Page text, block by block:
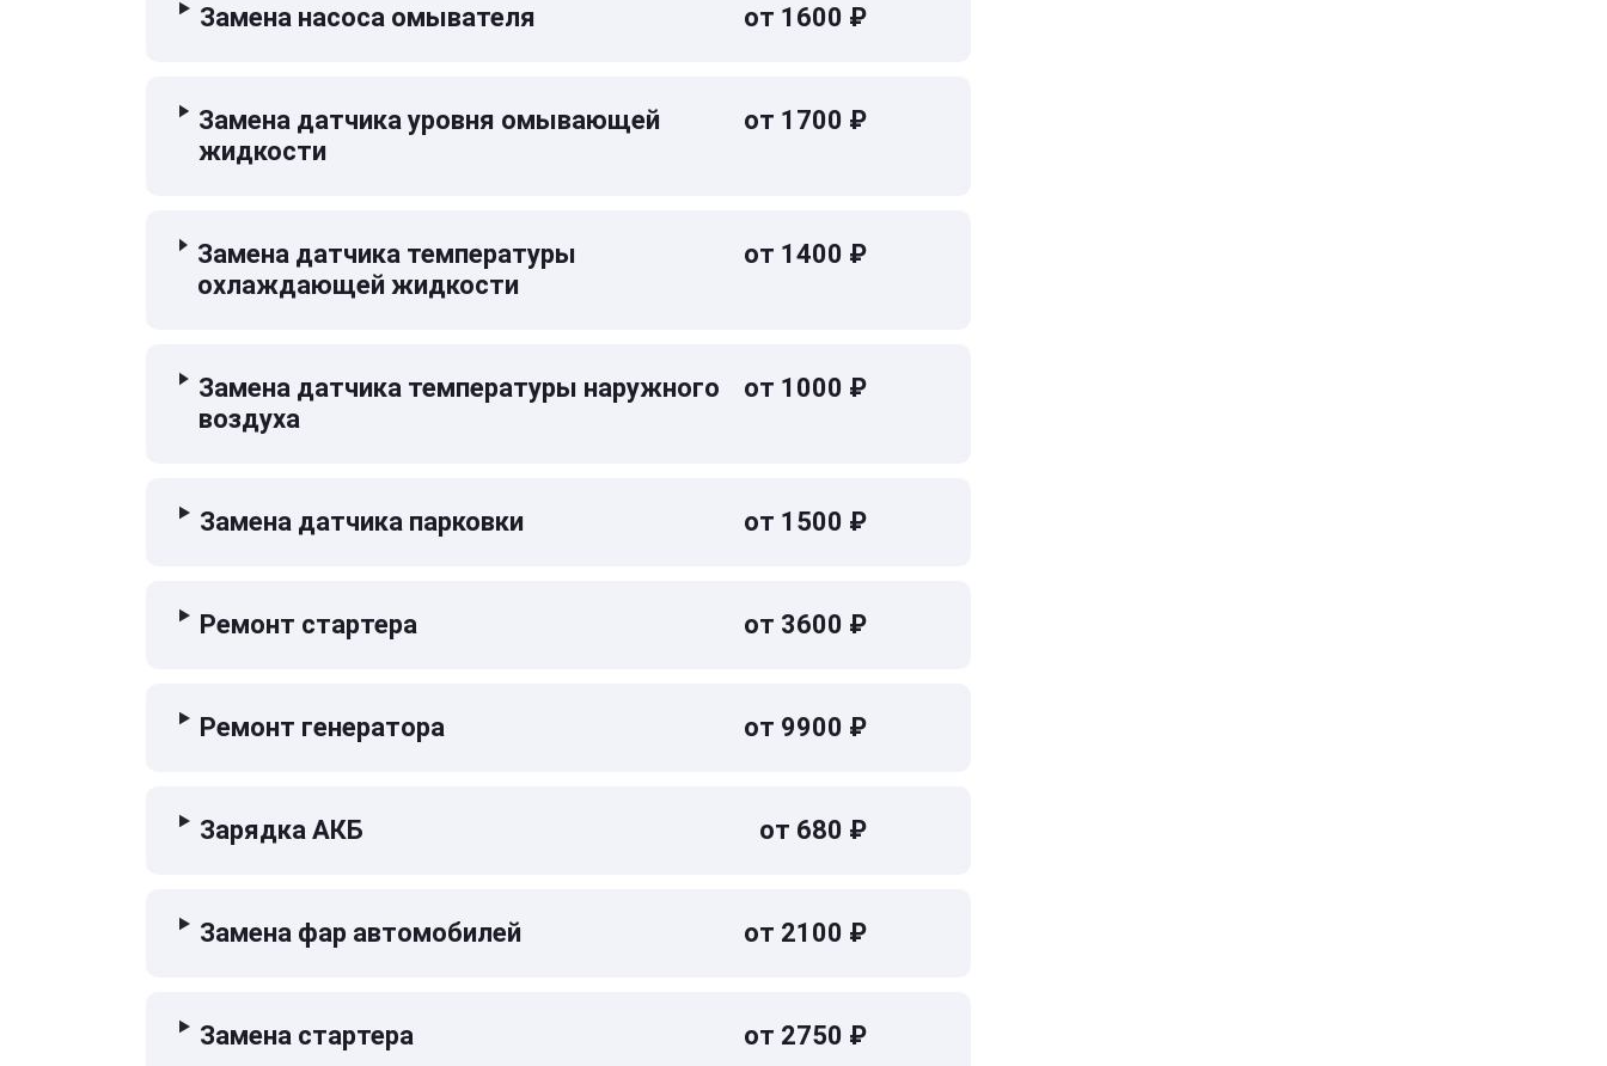
Замена насоса омывателя от 1600 ₽
Замена датчика уровня омывающей
жидкости
от 1700 ₽
Замена датчика температуры
охлаждающей жидкости
от 1400 ₽
Замена датчика температуры наружного
воздуха
от 1000 ₽
Замена датчика парковки от 1500 ₽
Ремонт стартера от 3600 ₽
Ремонт генератора от 9900 ₽
Зарядка АКБ от 680 ₽
Замена фар автомобилей от 2100 ₽
Замена стартера от 2750 ₽